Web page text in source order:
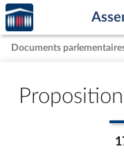
Aller au contenu
Aller en bas de la page
Accèder
à la
page
d'accueil
Documents